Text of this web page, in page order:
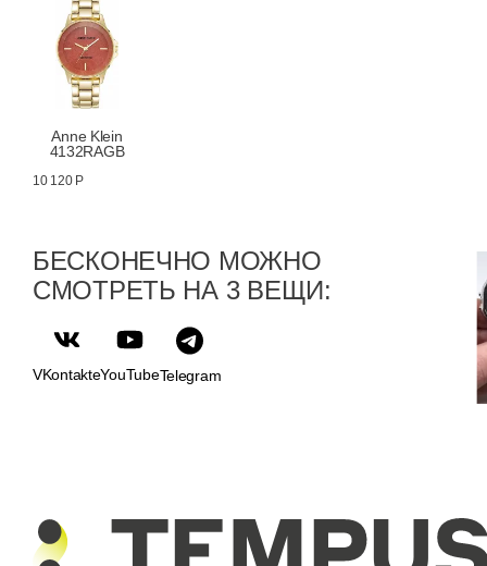
Anne Klein
4132RAGB
10 120 Р
БЕСКОНЕЧНО МОЖНО
СМОТРЕТЬ НА 3 ВЕЩИ:
VKontakteYouTubeTelegram